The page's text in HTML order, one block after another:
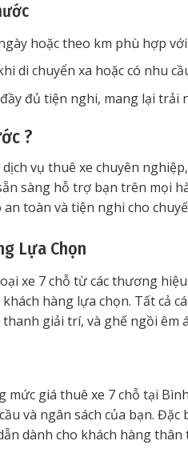
hoặc theo km phù hợp
di chuyển xa hoặc có nhu
đủ tiện nghi, mang lại trải
?
vụ thuê xe chuyên
sàng hỗ trợ bạn trên mọi
toàn và tiện nghi cho
Lựa Chọn
xe 7 chỗ từ các thương
hàng lựa chọn. Tất cả
giải trí, và ghế ngồi êm
giá thuê xe 7 chỗ tại
và ngân sách của bạn. Đặc
dành cho khách hàng thân